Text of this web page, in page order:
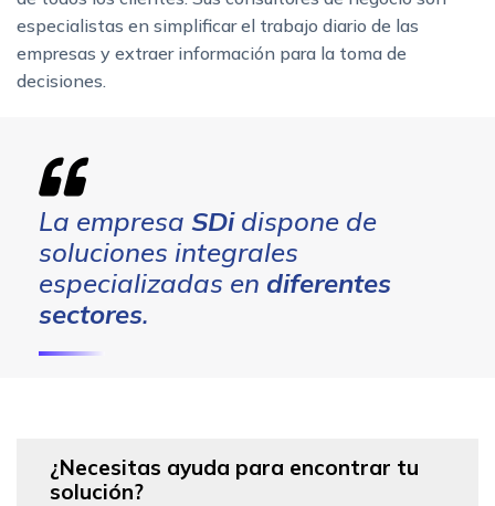
especialistas en simplificar el trabajo diario de las
empresas y extraer información para la toma de
decisiones.
La empresa SDidispone de
soluciones integrales
especializadas en diferentes
sectores.
¿Necesitas ayuda para encontrar tu
solución?